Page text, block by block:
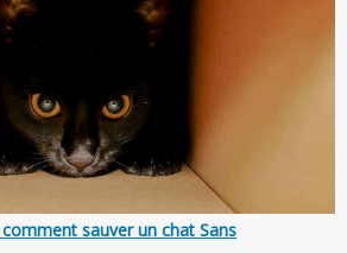
sauver un chat Sans